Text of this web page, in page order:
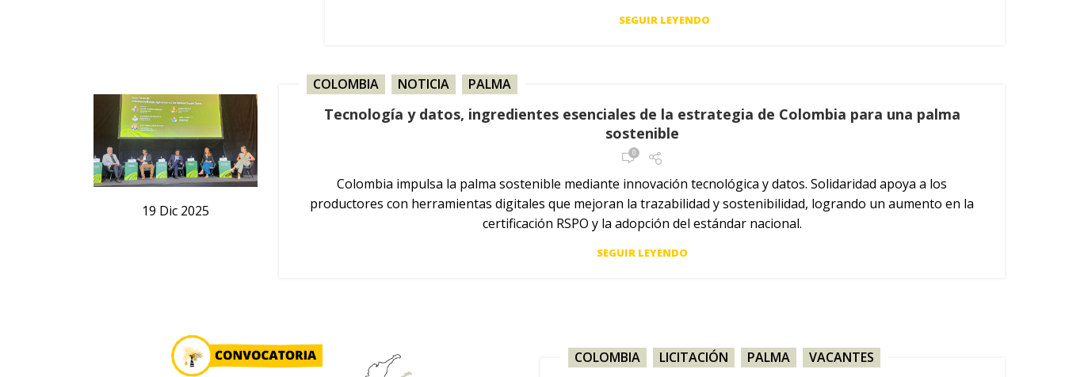
SEGUIR LEYENDO
19 Dic 2025
COLOMBIA NOTICIA PALMA
Tecnología y datos, ingredientes esenciales de la estrategia de Colombia para una palma
sostenible
0
Colombia impulsa la palma sostenible mediante innovación tecnológica y datos. Solidaridad apoya a los
productores con herramientas digitales que mejoran la trazabilidad y sostenibilidad, logrando un aumento en la
certificación RSPO y la adopción del estándar nacional.
SEGUIR LEYENDO
COLOMBIA LICITACIÓN PALMA VACANTES